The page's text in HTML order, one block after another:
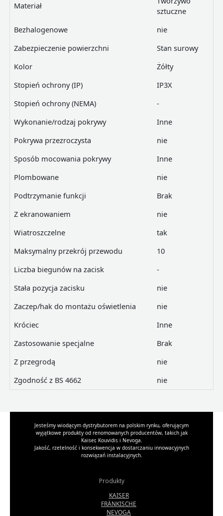
Materiał
sztuczne
Bezhalogenowe
nie
Zabezpieczenie powierzchni
Stan surowy
Kolor
Żółty
Stopień ochrony (IP)
IP3X
Stopień ochrony (NEMA)
-
Wykonanie/rodzaj pokrywy
Inne
Pokrywa przezroczysta
nie
Sposób mocowania pokrywy
Inne
Plombowane
nie
Podtrzymanie funkcji
Brak
Z ekranowaniem
nie
Wiatroszczelne
tak
Maksymalny przekrój przewodu
10
Liczba biegunów na zacisk
-
Stała pozycja zacisku
nie
Zaczep/hak do montażu oświetlenia
nie
Króciec
Inne
Zastosowanie specjalne
Brak
Z przegrodą
nie
Zgodność z BS 4662
nie
Jesteśmy wiodącym dystrybutorem na polskim rynku, oferującym
wyjątkowe produkty od renomowanych producentów, takich jak
Kaiser, Kouvidis i Nevoga.
Jakość, rzetelność i konsekwencja w dostarczaniu innowacyjnych
rozwiązań instalacyjnych.
Produkty
KAISER
FRÄNKISCHE
NEVOGA